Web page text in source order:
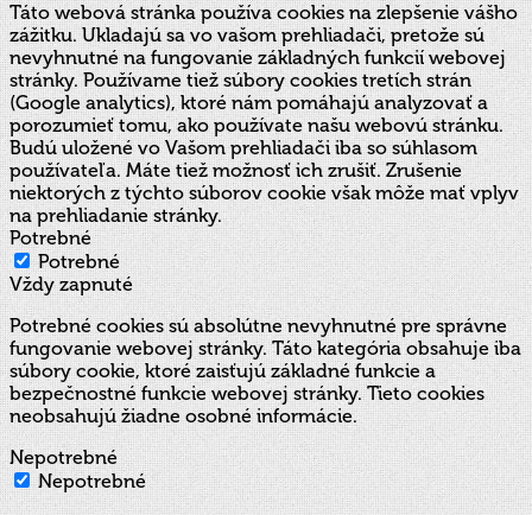
Táto webová stránka používa cookies na zlepšenie vášho
zážitku. Ukladajú sa vo vašom prehliadači, pretože sú
nevyhnutné na fungovanie základných funkcií webovej
stránky. Používame tiež súbory cookies tretích strán
(Google analytics), ktoré nám pomáhajú analyzovať a
porozumieť tomu, ako používate našu webovú stránku.
Budú uložené vo Vašom prehliadači iba so súhlasom
používateľa. Máte tiež možnosť ich zrušiť. Zrušenie
niektorých z týchto súborov cookie však môže mať vplyv
na prehliadanie stránky.
Potrebné
Potrebné
Vždy zapnuté
Potrebné cookies sú absolútne nevyhnutné pre správne
fungovanie webovej stránky. Táto kategória obsahuje iba
súbory cookie, ktoré zaisťujú základné funkcie a
bezpečnostné funkcie webovej stránky. Tieto cookies
neobsahujú žiadne osobné informácie.
Nepotrebné
Nepotrebné